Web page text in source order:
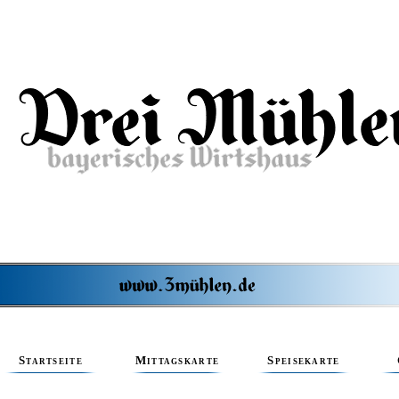
Startseite Mittagskarte Speisekarte